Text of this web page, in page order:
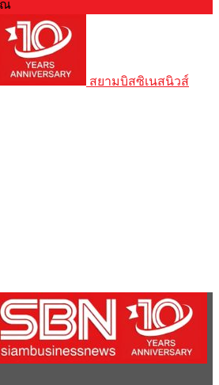
ณ
สยามบิสซิเนสนิวส์